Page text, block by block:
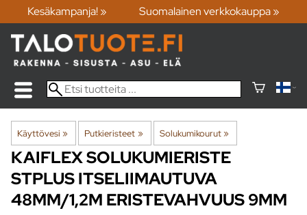
Kesäkampanja! » Suomalainen verkkokauppa »
Käyttövesi ‪» Putkieristeet ‪» Solukumikourut‪»
KAIFLEXSOLUKUMIERISTE
STPLUS ITSELIIMAUTUVA
48MM/1,2M ERISTEVAHVUUS 9MM